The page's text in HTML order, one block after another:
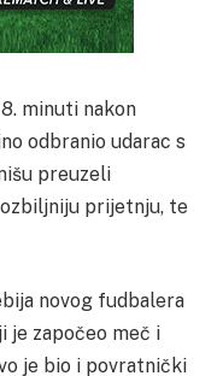
minuti nakon
odbranio udarac s
preuzeli
prijetnju, te
novog fudbalera
je započeo meč i
je bio i povratnički